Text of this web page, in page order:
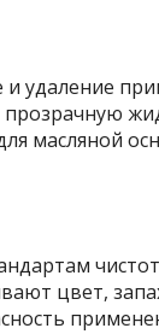
удаление
масляной
цвет,